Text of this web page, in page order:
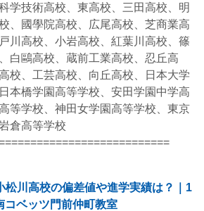
学技術高校、東高校、三田高校、明
、國學院高校、広尾高校、芝商業高
川高校、小岩高校、紅葉川高校、篠
白鷗高校、蔵前工業高校、忍丘高
校、工芸高校、向丘高校、日本大学
本橋学園高等学校、安田学園中学高
等学校、神田女学園高等学校、東京
倉高等学校
松川高校の偏差値や進学実績は？｜1
コベッツ門前仲町教室